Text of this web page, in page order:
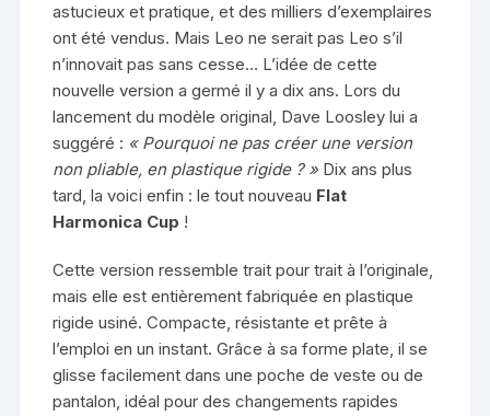
astucieux et pratique, et des milliers d’exemplaires
ont été vendus. Mais Leo ne serait pas Leo s’il
n’innovait pas sans cesse… L’idée de cette
nouvelle version a germé il y a dix ans. Lors du
lancement du modèle original, Dave Loosley lui a
suggéré : « Pourquoi ne pas créer une version
non pliable, en plastique rigide ? » Dix ans plus
tard, la voici enfin : le tout nouveau Flat
Harmonica Cup !
Cette version ressemble trait pour trait à l’originale,
mais elle est entièrement fabriquée en plastique
rigide usiné. Compacte, résistante et prête à
l’emploi en un instant. Grâce à sa forme plate, il se
glisse facilement dans une poche de veste ou de
pantalon, idéal pour des changements rapides